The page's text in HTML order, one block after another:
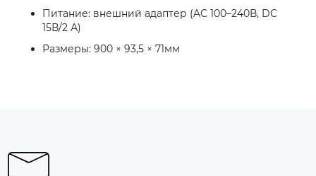
Питание: внешний адаптер (AC 100–240В, DC
15В/2 А)
Размеры: 900 × 93,5 × 71мм